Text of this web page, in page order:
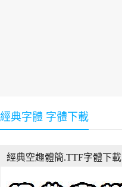
經典字體 字體下載
經典空趣體簡.TTF字體下載